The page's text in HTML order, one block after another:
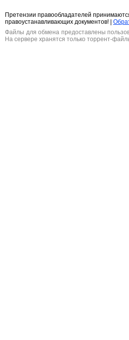
Претензии правообладателей
правоустанавливающих документов! |
Файлы для обмена предоставлены
На сервере хранятся только торрент-